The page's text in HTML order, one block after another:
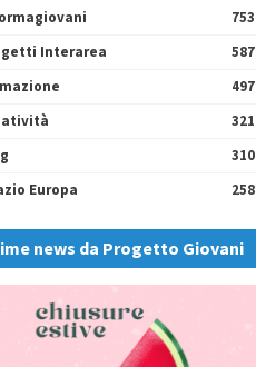
753
Interarea
587
497
321
310
Europa
258
news da Progetto Giovani